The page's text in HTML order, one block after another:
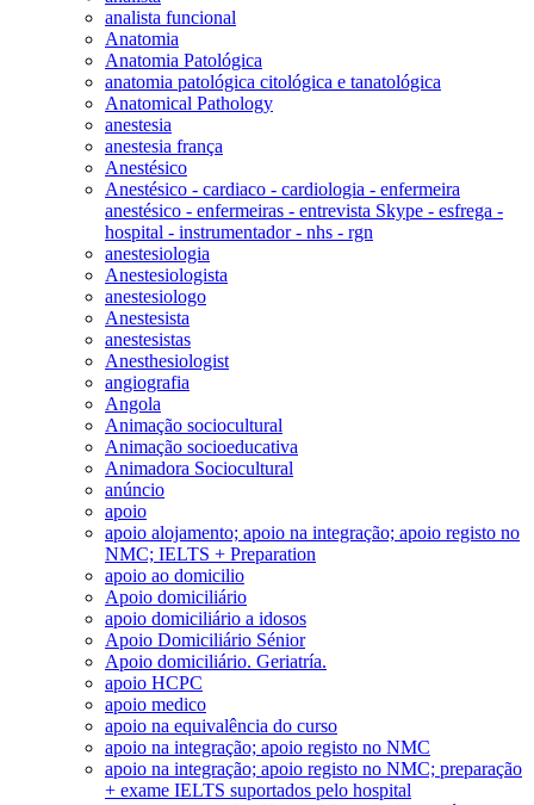
analista funcional
Anatomia
Anatomia Patológica
anatomia patológica citológica e tanatológica
Anatomical Pathology
anestesia
anestesia frança
Anestésico
Anestésico - cardiaco - cardiologia - enfermeira
anestésico - enfermeiras - entrevista Skype - esfrega -
hospital - instrumentador - nhs - rgn
anestesiologia
Anestesiologista
anestesiologo
Anestesista
anestesistas
Anesthesiologist
angiografia
Angola
Animação sociocultural
Animação socioeducativa
Animadora Sociocultural
anúncio
apoio
apoio alojamento; apoio na integração; apoio registo no
NMC; IELTS + Preparation
apoio ao domicilio
Apoio domiciliário
apoio domiciliário a idosos
Apoio Domiciliário Sénior
Apoio domiciliário. Geriatría.
apoio HCPC
apoio medico
apoio na equivalência do curso
apoio na integração; apoio registo no NMC
apoio na integração; apoio registo no NMC; preparação
+ exame IELTS suportados pelo hospital